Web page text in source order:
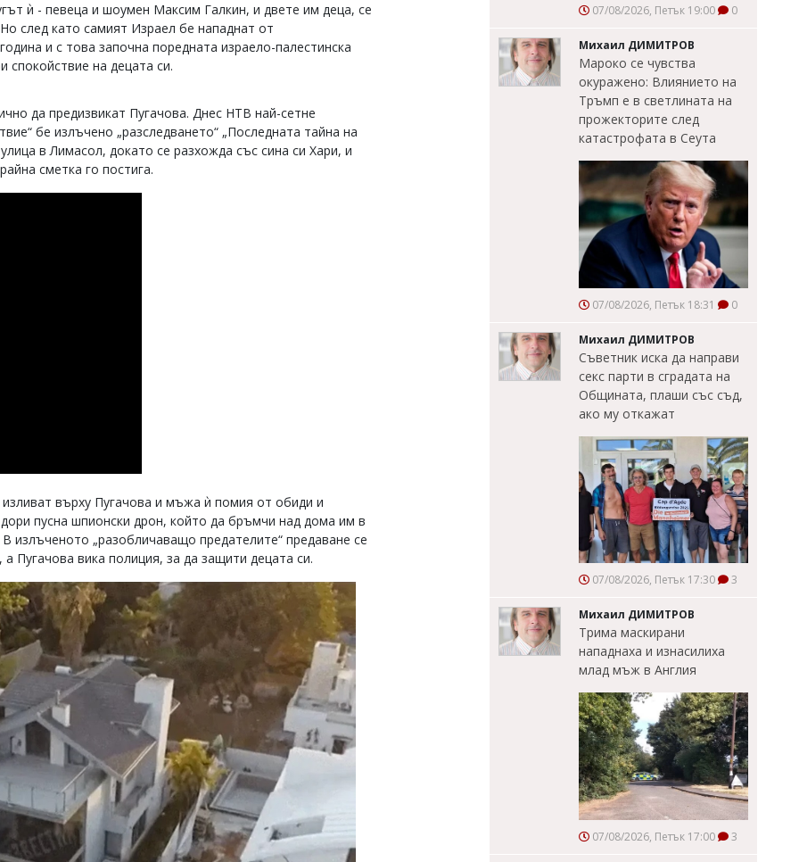
ѝ - певеца и шоумен Максим Галкин, и двете им деца, се
след като самият Израел бе нападнат от
и с това започна поредната израело-палестинска
спокойствие на децата си.
да предизвикат Пугачова. Днес НТВ най-сетне
бе излъчено „разследването“ „Последната тайна на
в Лимасол, докато се разхожда със сина си Хари, и
сметка го постига.
върху Пугачова и мъжа ѝ помия от обиди и
пусна шпионски дрон, който да бръмчи над дома им в
излъченото „разобличаващо предателите“ предаване се
Пугачова вика полиция, за да защити децата си.
07/08/2026, Петък 19:00 0
Михаил ДИМИТРОВ
Мароко се чувства
окуражено: Влиянието на
Тръмп е в светлината на
прожекторите след
катастрофата в Сеута
07/08/2026, Петък 18:31 0
Михаил ДИМИТРОВ
Съветник иска да направи
секс парти в сградата на
Общината, плаши със съд,
ако му откажат
07/08/2026, Петък 17:30 3
Михаил ДИМИТРОВ
Трима маскирани
нападнаха и изнасилиха
млад мъж в Англия
07/08/2026, Петък 17:00 3